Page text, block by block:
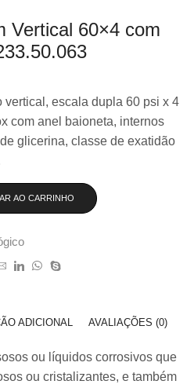
Vertical 60×4 com
325,00.
vertical, escala dupla 60 psi x 4
com anel baioneta, internos
glicerina, classe de exatidão
AO CARRINHO
ADICIONAL AVALIAÇÕES (0)
ou líquidos corrosivos que
ou cristalizantes, e também